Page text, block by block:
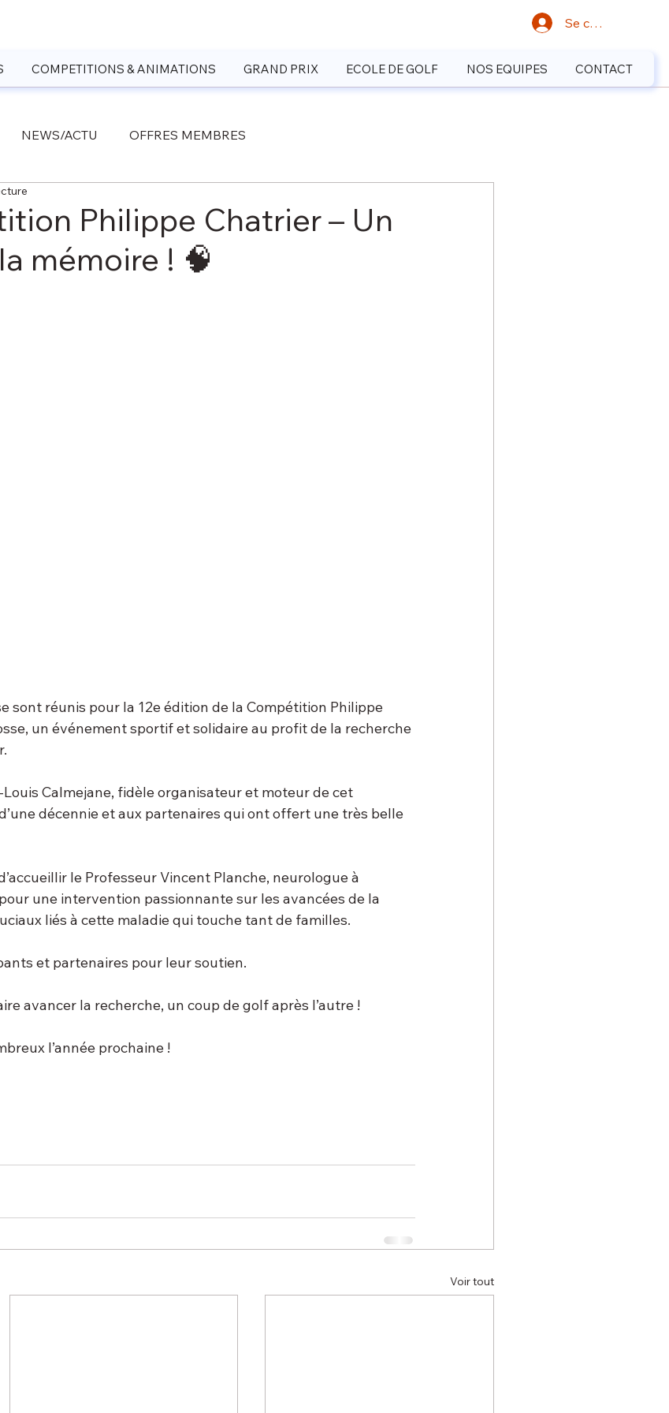
COMPETITIONS & ANIMATIONS GRAND PRIX ECOLE DE GOLF NOS EQUIPES CONTACT
Se connecter
NEWS/ACTU OFFRES MEMBRES
Philippe Chatrier – Un
mémoire ! 🧠
sont réunis pour la 12e édition de la Compétition Philippe
un événement sportif et solidaire au profit de la recherche
Calmejane, fidèle organisateur et moteur de cet
décennie et aux partenaires qui ont offert une très belle
le Professeur Vincent Planche, neurologue à
une intervention passionnante sur les avancées de la
liés à cette maladie qui touche tant de familles.
et partenaires pour leur soutien.
avancer la recherche, un coup de golf après l’autre !
l’année prochaine !
Voir tout